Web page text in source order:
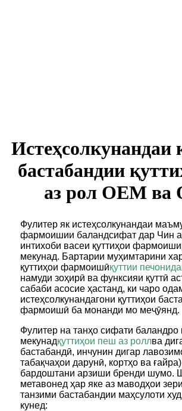
Истеҳсолкунандаи
бастабандии
аз рол OEM ва
Фулитер як истеҳсолкунандаи
фармоишии баландсифат дар Чин
интихоби васеи қуттиҳои
мекунад. Бартарии муҳимтарини
қуттиҳои фармоишӣқуттии
намуди зоҳирӣ ва функсияи қуттӣ
сабаби асосие ҳастанд, ки чаро
истеҳсолкунандагони қуттиҳои
фармоишӣ ба монанди мо меҷӯянд.
Фулитер на танҳо сифати
мекунадқуттиҳои пеш аз роллва
бастабандӣ, инчунин дигар
табақчаҳои дарунӣ, кортҳо ва
бардоштани арзиши бренди шумо.
метавонед ҳар яке аз маводҳои
танзими бастабандии маҳсулоти
кунед: